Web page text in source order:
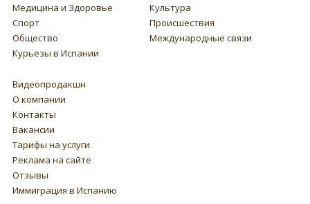
Медицина и Здоровье
Культура
Спорт
Происшествия
Общество
Международные связи
Курьезы в Испании
Видеопродакшн
О компании
Контакты
Вакансии
Тарифы на услуги
Реклама на сайте
Отзывы
Иммиграция в Испанию